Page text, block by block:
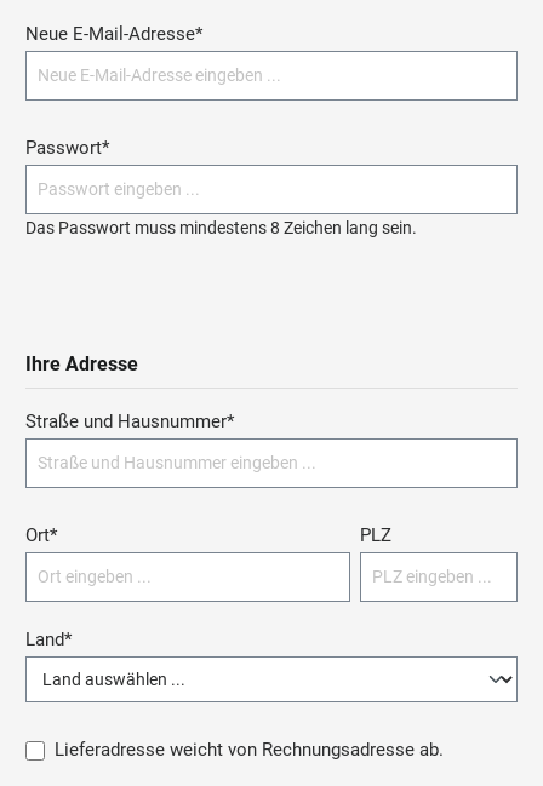
Neue E-Mail-Adresse*
Passwort*
Das Passwort muss mindestens 8 Zeichen lang sein.
Ihre Adresse
Straße und Hausnummer*
Ort* PLZ
Land*
Lieferadresse weicht von Rechnungsadresse ab.